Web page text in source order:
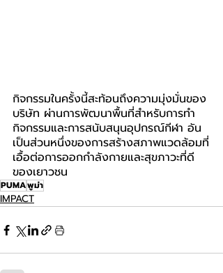
กิจกรรมในครั้งนี้สะท้อนถึงความมุ่งมั่นของ
บริษัท ผ่านการพัฒนาพื้นที่สำหรับการทำ
กิจกรรมและการสนับสนุนอุปกรณ์กีฬา อัน
เป็นส่วนหนึ่งของการสร้างสภาพแวดล้อมที่
เอื้อต่อการออกกำลังกายและสุขภาวะที่ดี
ของเยาวชน
PUMAพูม่า
IMPACT